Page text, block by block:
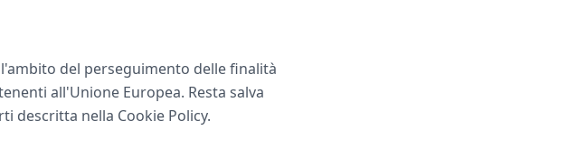
del perseguimento delle finalità
all'Unione Europea. Resta salva
descritta nella Cookie Policy.